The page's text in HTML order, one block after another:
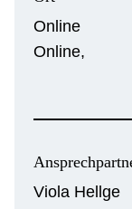
Online
Online,
Viola Hellge